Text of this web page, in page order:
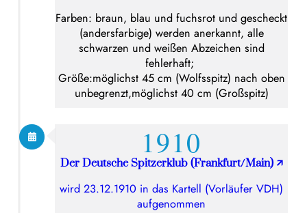
Farben: braun, blau und fuchsrot und gescheckt
(andersfarbige) werden anerkannt, alle
schwarzen und weißen Abzeichen sind
fehlerhaft;
Größe:möglichst 45 cm (Wolfsspitz) nach oben
unbegrenzt,möglichst 40 cm (Großspitz)
1910
Der Deutsche Spitzerklub (Frankfurt/Main) 🡭
wird 23.12.1910 in das Kartell (Vorläufer VDH)
aufgenommen